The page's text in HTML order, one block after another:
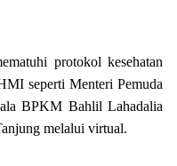
protokol kesehatan
seperti Menteri Pemuda
BPKM Bahlil Lahadalia
melalui virtual.